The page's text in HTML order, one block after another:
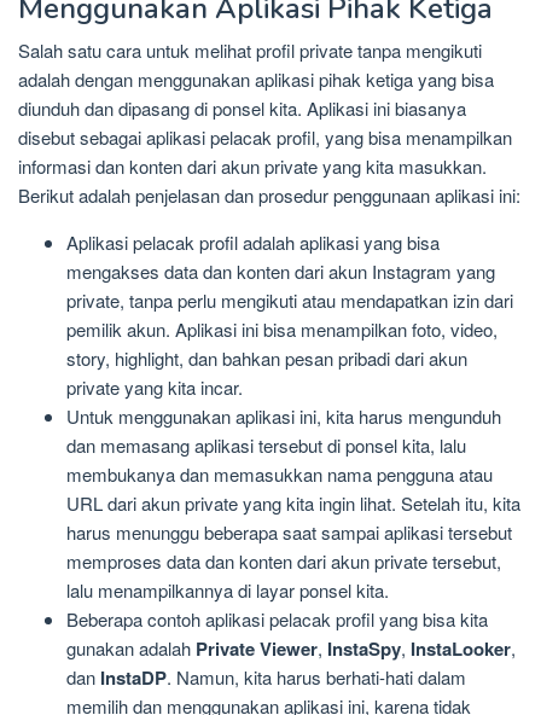
Menggunakan Aplikasi Pihak Ketiga
Salah satu cara untuk melihat profil private tanpa mengikuti
adalah dengan menggunakan aplikasi pihak ketiga yang bisa
diunduh dan dipasang di ponsel kita. Aplikasi ini biasanya
disebut sebagai aplikasi pelacak profil, yang bisa menampilkan
informasi dan konten dari akun private yang kita masukkan.
Berikut adalah penjelasan dan prosedur penggunaan aplikasi ini:
Aplikasi pelacak profil adalah aplikasi yang bisa
mengakses data dan konten dari akun Instagram yang
private, tanpa perlu mengikuti atau mendapatkan izin dari
pemilik akun. Aplikasi ini bisa menampilkan foto, video,
story, highlight, dan bahkan pesan pribadi dari akun
private yang kita incar.
Untuk menggunakan aplikasi ini, kita harus mengunduh
dan memasang aplikasi tersebut di ponsel kita, lalu
membukanya dan memasukkan nama pengguna atau
URL dari akun private yang kita ingin lihat. Setelah itu, kita
harus menunggu beberapa saat sampai aplikasi tersebut
memproses data dan konten dari akun private tersebut,
lalu menampilkannya di layar ponsel kita.
Beberapa contoh aplikasi pelacak profil yang bisa kita
gunakan adalah Private Viewer, InstaSpy, InstaLooker,
dan InstaDP. Namun, kita harus berhati-hati dalam
memilih dan menggunakan aplikasi ini, karena tidak